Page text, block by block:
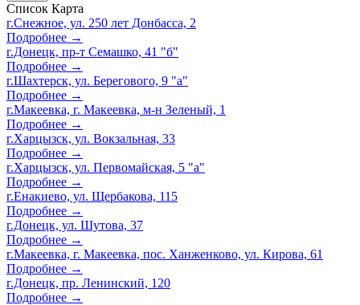
Список Карта
г.Снежное, ул. 250 лет Донбасса, 2
Подробнее →
г.Донецк, пр-т Семашко, 41 "б"
Подробнее →
г.Шахтерск, ул. Берегового, 9 "а"
Подробнее →
г.Макеевка, г. Макеевка, м-н Зеленый, 1
Подробнее →
г.Харцызск, ул. Вокзальная, 33
Подробнее →
г.Харцызск, ул. Первомайская, 5 "а"
Подробнее →
г.Енакиево, ул. Щербакова, 115
Подробнее →
г.Донецк, ул. Шутова, 37
Подробнее →
г.Макеевка, г. Макеевка, пос. Ханженково, ул. Кирова, 61
Подробнее →
г.Донецк, пр. Ленинский, 120
Подробнее →